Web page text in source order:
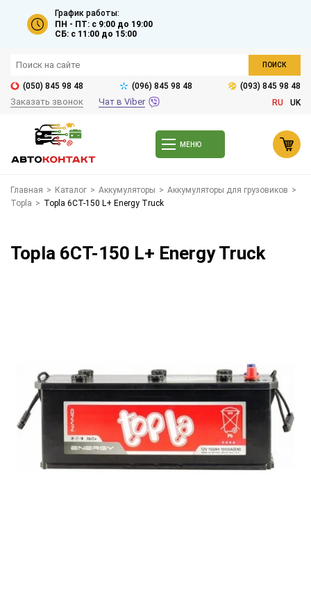
График работы:
ПН - ПТ: с 9:00 до 19:00
СБ: с 11:00 до 15:00
ПОИСК
(050) 845 98 48 (096) 845 98 48 (093) 845 98 48
Заказать звонок Чат в Viber RU UK
МЕНЮ
Главная > Каталог > Аккумуляторы > Аккумуляторы для грузовиков >
Topla > Topla 6СТ-150 L+ Energy Truck
Topla 6СТ-150 L+ Energy Truck